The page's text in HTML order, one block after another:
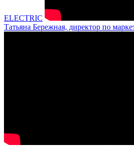
ELECTRIC
Татьяна Бережная, директор по